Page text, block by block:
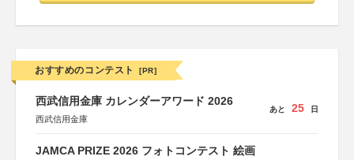
おすすめのコンテスト [PR]
西武信用金庫 カレンダーアワード 2026
西武信用金庫
あと 25 日
JAMCA PRIZE 2026 フォトコンテスト 絵画